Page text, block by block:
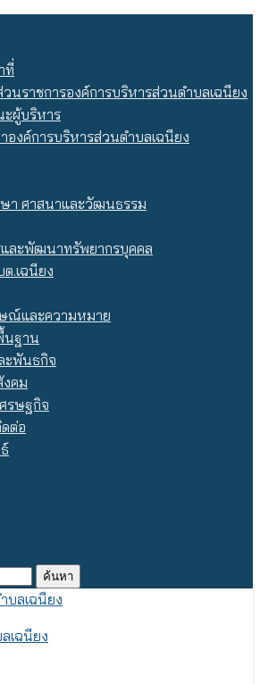
ที่
วนราชการองค์การบริหารส่วนตำบลเฉนียง
ผู้บริหาร
องค์การบริหารส่วนตำบลเฉนียง
า ศาสนาและวัฒนธรรม
ละพัฒนาทรัพยากรบุคคล
.เฉนียง
ณ์และความหมาย
นฐาน
ะพันธกิจ
คม
รษฐกิจ
ต่อ
เฉนียง